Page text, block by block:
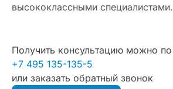
высококлассными специалистами.
Получить консультацию можно
+7 495 135-135-5
или заказать обратный звонок